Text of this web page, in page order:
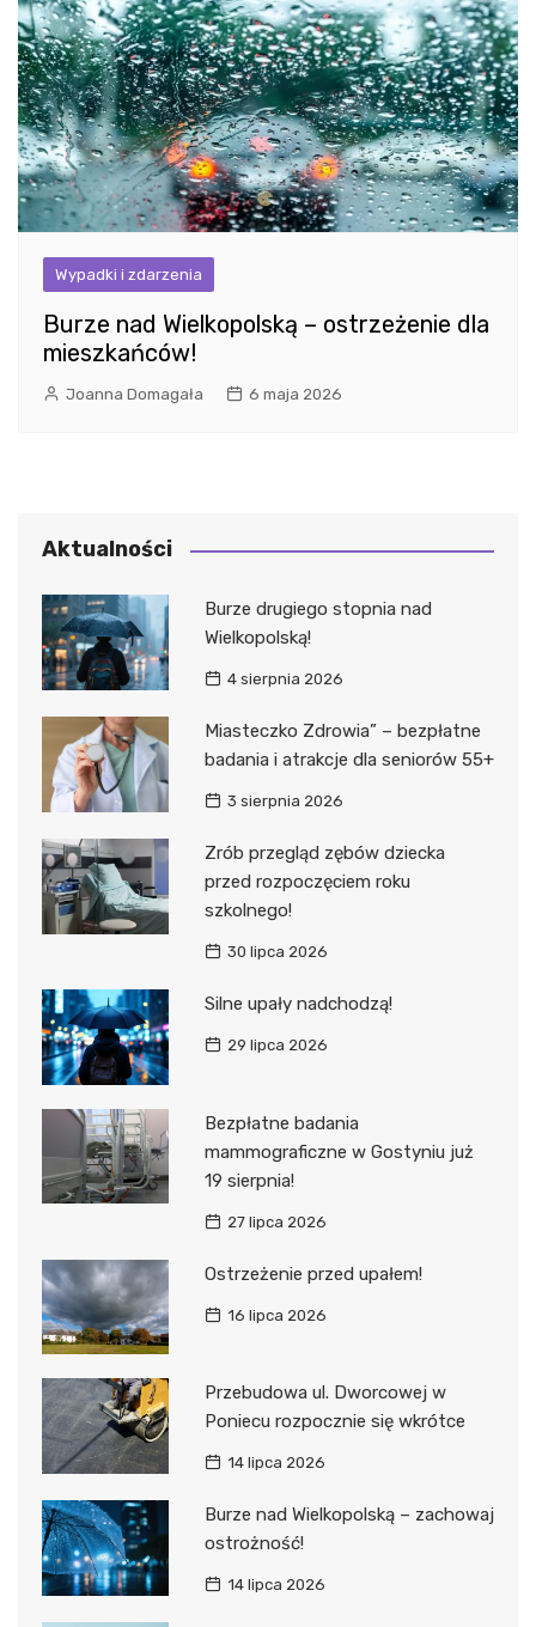
Wypadki i zdarzenia
Burze nad Wielkopolską – ostrzeżenie dla
mieszkańców!
Joanna Domagała 6 maja 2026
Aktualności
Burze drugiego stopnia nad
Wielkopolską!
4 sierpnia 2026
Miasteczko Zdrowia” – bezpłatne
badania i atrakcje dla seniorów 55+
3 sierpnia 2026
Zrób przegląd zębów dziecka
przed rozpoczęciem roku
szkolnego!
30 lipca 2026
Silne upały nadchodzą!
29 lipca 2026
Bezpłatne badania
mammograficzne w Gostyniu już
19 sierpnia!
27 lipca 2026
Ostrzeżenie przed upałem!
16 lipca 2026
Przebudowa ul. Dworcowej w
Poniecu rozpocznie się wkrótce
14 lipca 2026
Burze nad Wielkopolską – zachowaj
ostrożność!
14 lipca 2026